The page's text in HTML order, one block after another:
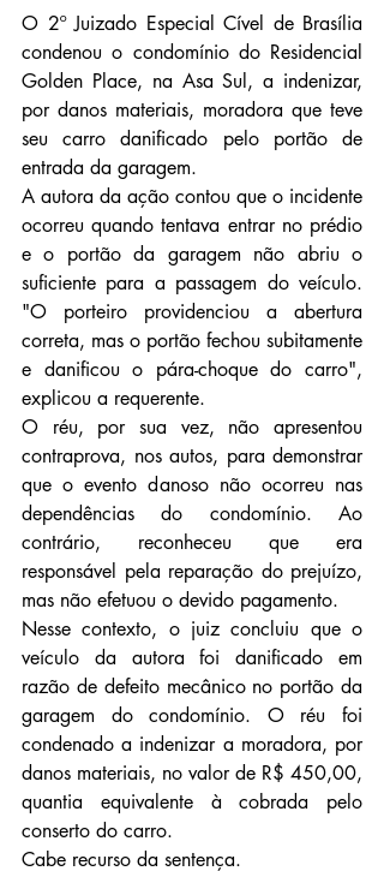
O 2º Juizado Especial Cível de Brasília
condenou o condomínio do Residencial
Golden Place, na Asa Sul, a indenizar,
por danos materiais, moradora que teve
seu carro danificado pelo portão de
entrada da garagem.
A autora da ação contou que o incidente
ocorreu quando tentava entrar no prédio
e o portão da garagem não abriu o
suficiente para a passagem do veículo.
"O porteiro providenciou a abertura
correta, mas o portão fechou subitamente
e danificou o pára-choque do carro",
explicou a requerente.
O réu, por sua vez, não apresentou
contraprova, nos autos, para demonstrar
que o evento danoso não ocorreu nas
dependências do condomínio. Ao
contrário, reconheceu que era
responsável pela reparação do prejuízo,
mas não efetuou o devido pagamento.
Nesse contexto, o juiz concluiu que o
veículo da autora foi danificado em
razão de defeito mecânico no portão da
garagem do condomínio. O réu foi
condenado a indenizar a moradora, por
danos materiais, no valor de R$ 450,00,
quantia equivalente à cobrada pelo
conserto do carro.
Cabe recurso da sentença.